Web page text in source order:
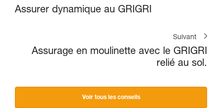
Assurer dynamique au GRIGRI
Suivant
Assurage en moulinette avec le GRIGRI
relié au sol.
Voir tous les conseils